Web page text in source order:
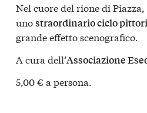
Nel cuore del rione di
unostraordinario ciclo
grande effetto scenografico.
A cura dell’Associazione
5,00 € a persona.